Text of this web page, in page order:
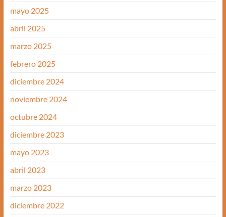
mayo 2025
abril 2025
marzo 2025
febrero 2025
diciembre 2024
noviembre 2024
octubre 2024
diciembre 2023
mayo 2023
abril 2023
marzo 2023
diciembre 2022